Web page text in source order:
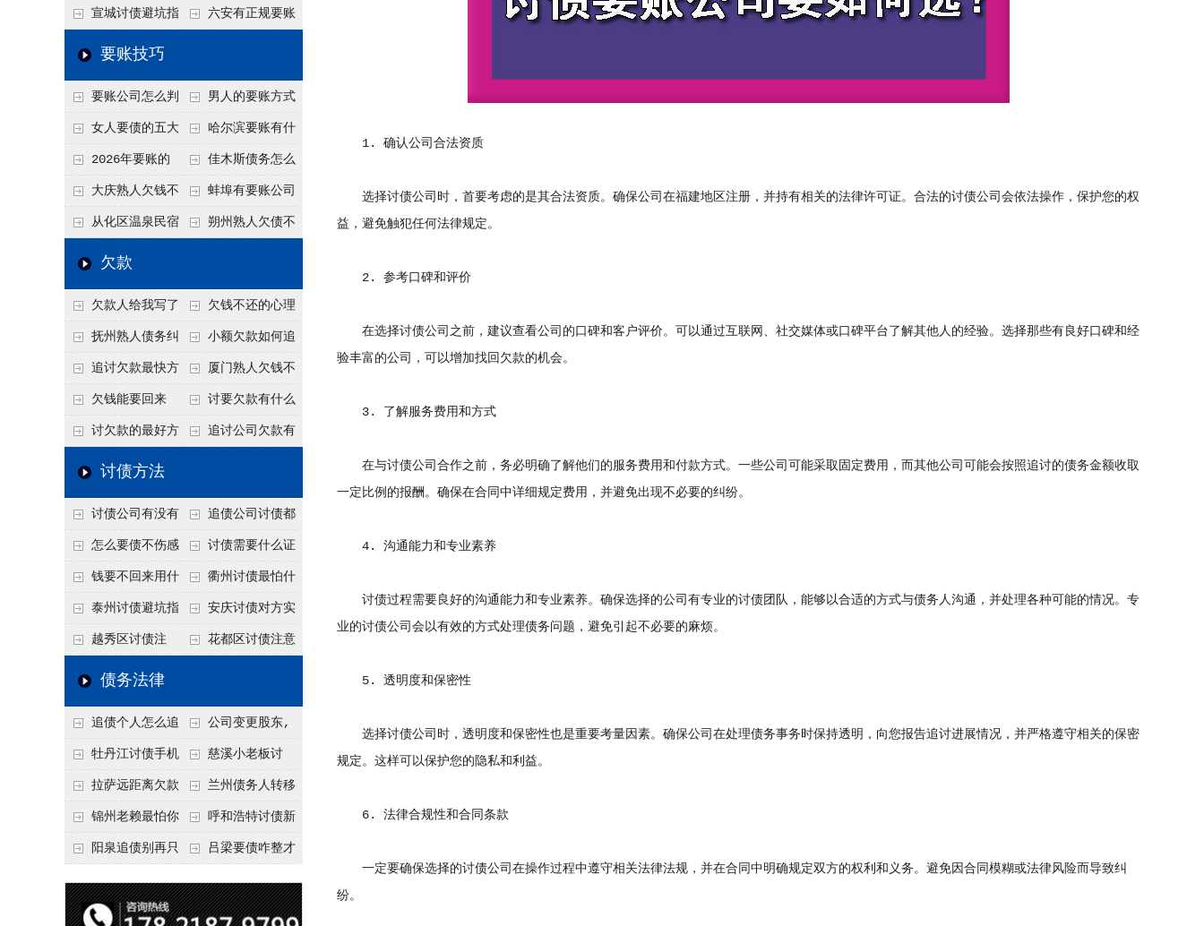
结！ 债四步秘籍
么？2026年这两个关
键细节，做错就很难
谱吗？合法讨债四步
宣城讨债避坑指
南：2026年这2个细
回！
六安有正规要账
要账技巧
要账公司怎么判
断这个案子能不能
接？接案评估的标准
男人的要账方式
是什么呢？
女人要债的五大
绝招,轻松搞定
哈尔滨要账有什
么合法手段？2026年
最新追账方式总结！
2026年要账的
七个小方法
佳木斯债务怎么
追回呢？2026年成功
要账就用这2招
大庆熟人欠钱不
还躲猫猫？2026年这
个“诉前调解”成功率
蚌埠有要账公司
吗？2026年这3个方
从化区温泉民宿
老板借钱不还？2026
施压，立马主动结清
朔州熟人欠债不
死账变活
欠款
欠款人给我写了
还款计划书有用吗？
书面承诺的法律效力
欠钱不还的心理
是什么？读懂欠款人
的心态催收事半功倍
抚州熟人债务纠
纷咋办？这一招好开
口
小额欠款如何追
讨
追讨欠款最快方
法是什么？
厦门熟人欠钱不
还？2026年合法秘
籍！
欠钱能要回来
吗？
讨要欠款有什么
好办法
讨欠款的最好方 追讨公司欠款有
讨债方法
讨债公司有没有
行业协会？正规机构
的行业自律和认证
追债公司讨债都
有哪些手段
怎么要债不伤感
情？
讨债需要什么证
据
钱要不回来用什
么方法要回来
衢州讨债最怕什
么？2026年这两个关
键细节，做错就很难
泰州讨债避坑指
南：2026年这2个细
节不注意，钱很难要
安庆讨债对方实
在没钱咋办？
越秀区讨债注
意！没有借条只有微
把钱要回来
花都区讨债注意
节点”催收最有效
债务法律
追债个人怎么追
回呢？2026年最新绝
招选择！
公司变更股东,
变更前的债权债务谁
承担
牡丹江讨债手机
搞定：2026年线上立
案追债全流程，足不
出户
慈溪小老板讨
债，2026年这2个本
地行业协会出面，比
法院传票快
拉萨远距离欠款
对方在牧区联系不
上，2026年委托当地
兰州债务人转移
财产后申请破产，20
26年破产程序里还能
锦州老赖最怕你
懂这1条，2026
罪”详解，能判刑
呼和浩特讨债新
招：2026年用“律师
成本低见效快
阳泉追债别再只
类隐形财产（公积
吕梁要债咋整才
调解渠道，比找公司
1. 确认公司合法资质
选择讨债公司时，首要考虑的是其合法资质。确保公司在福建地区注册，并持有相关的法律许可证。合法的讨债公司会依法操作，保护您的权
益，避免触犯任何法律规定。
2. 参考口碑和评价
在选择讨债公司之前，建议查看公司的口碑和客户评价。可以通过互联网、社交媒体或口碑平台了解其他人的经验。选择那些有良好口碑和经
验丰富的公司，可以增加找回欠款的机会。
3. 了解服务费用和方式
在与讨债公司合作之前，务必明确了解他们的服务费用和付款方式。一些公司可能采取固定费用，而其他公司可能会按照追讨的债务金额收取
一定比例的报酬。确保在合同中详细规定费用，并避免出现不必要的纠纷。
4. 沟通能力和专业素养
讨债过程需要良好的沟通能力和专业素养。确保选择的公司有专业的讨债团队，能够以合适的方式与债务人沟通，并处理各种可能的情况。专
业的讨债公司会以有效的方式处理债务问题，避免引起不必要的麻烦。
5. 透明度和保密性
选择讨债公司时，透明度和保密性也是重要考量因素。确保公司在处理债务事务时保持透明，向您报告追讨进展情况，并严格遵守相关的保密
规定。这样可以保护您的隐私和利益。
6. 法律合规性和合同条款
一定要确保选择的讨债公司在操作过程中遵守相关法律法规，并在合同中明确规定双方的权利和义务。避免因合同模糊或法律风险而导致纠
纷。